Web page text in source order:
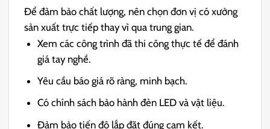
Để đảm bảo chất lượng, nên chọn đơn vị có xưởng
sản xuất trực tiếp thay vì qua trung gian.
Xem các công trình đã thi công thực tế để đánh
giá tay nghề.
Yêu cầu báo giá rõ ràng, minh bạch.
Có chính sách bảo hành đèn LED và vật liệu.
Đảm bảo tiến độ lắp đặt đúng cam kết.